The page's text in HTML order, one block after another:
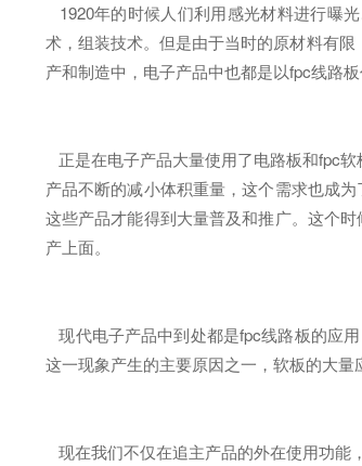
1920年的时候人们利用感光材料进行曝
术，组装技术。但是由于当时的原材料有
产和制造中，电子产品中也都是以fpc线路
正是在电子产品大量使用了电路板和fpc
产品不断的减小体积重量，这个需求也成
这些产品才能得到大量普及和推广。这个
产上面。
现代电子产品中到处都是fpc线路板的应
这一现象产生的主要原因之一，软板的大
现在我们不仅在追主产品的外在使用功能